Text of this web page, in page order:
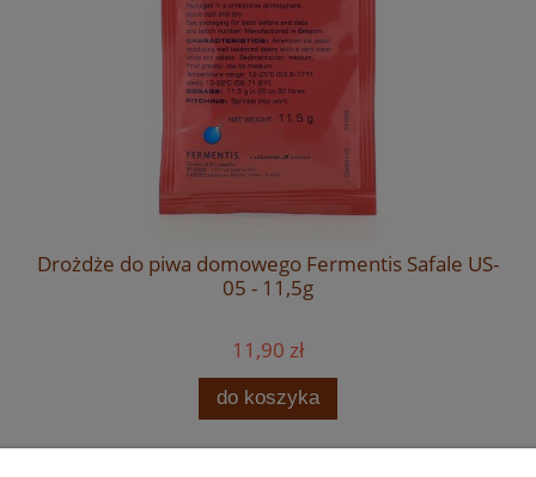
Drożdże do piwa domowego Fermentis Safale US-
05 - 11,5g
11,90 zł
do koszyka